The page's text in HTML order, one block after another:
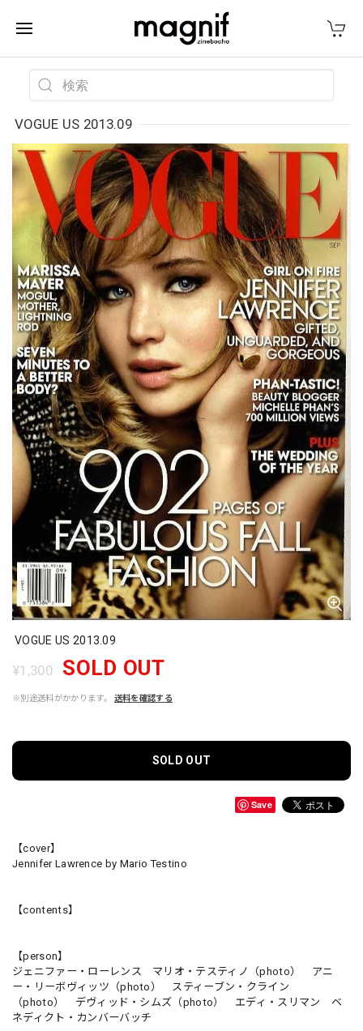
VOGUE US 2013.09
VOGUE US 2013.09
¥1,300 SOLD OUT
※別途送料がかかります。 送料を確認する
SOLD OUT
Save
【cover】
Jennifer Lawrence by Mario Testino
【contents】
【person】
ジェニファー・ローレンス マリオ・テスティノ（photo） アニ
ー・リーボヴィッツ（photo） スティーブン・クライン
（photo） デヴィッド・シムズ（photo） エディ・スリマン ベ
ネディクト・カンバーバッチ